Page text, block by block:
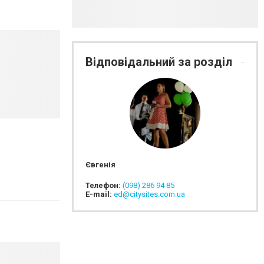
Відповідальний за розділ
Євгенія
Телефон: (098) 286 94 85
E-mail: ed@citysites.com.ua